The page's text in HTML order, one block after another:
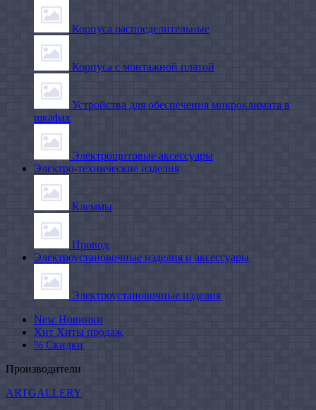
Корпуса распределительные
Корпуса с монтажной платой
Устройства для обеспечения микроклимата в
шкафах
Электрощитовые аксессуары
Электро-технические изделия
Клеммы
Провод
Электроустановочные изделия и аксессуары
Электроустановочные изделия
New Новинки
Хит Хиты продаж
% Скидки
Производители
ARTGALLERY